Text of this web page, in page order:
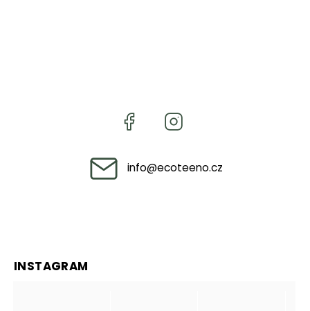
info@ecoteeno.cz
INSTAGRAM